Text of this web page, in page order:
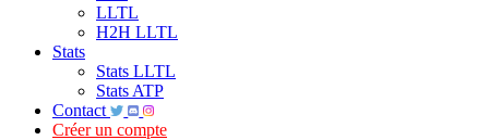
LLTL
H2H LLTL
Stats
Stats LLTL
Stats ATP
Contact
Créer un compte